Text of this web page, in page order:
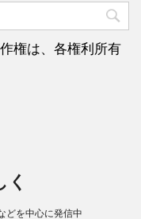
権は、各権利所有
どを中心に発信中